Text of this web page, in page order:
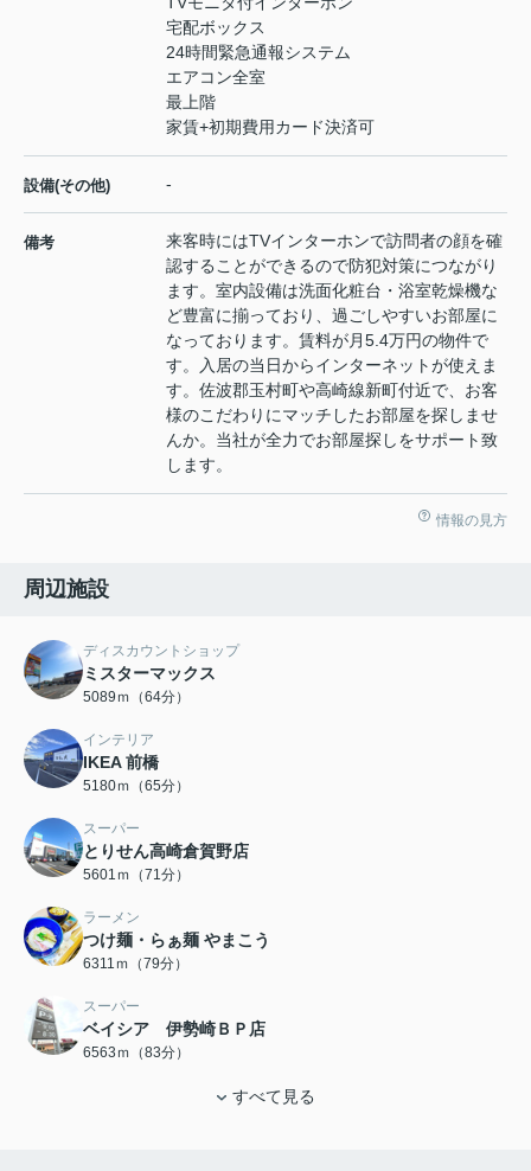
宅配ボックス
24時間緊急通報システム
エアコン全室
最上階
家賃+初期費用カード決済可
設備(その他) -
備考
来客時にはTVインターホンで訪問者の顔を確
認することができるので防犯対策につながり
ます。室内設備は洗面化粧台・浴室乾燥機な
ど豊富に揃っており、過ごしやすいお部屋に
なっております。賃料が月5.4万円の物件で
す。入居の当日からインターネットが使えま
す。佐波郡玉村町や高崎線新町付近で、お客
様のこだわりにマッチしたお部屋を探しませ
んか。当社が全力でお部屋探しをサポート致
します。
情報の見方
周辺施設
ディスカウントショップ
ミスターマックス
5089ｍ（64分）
インテリア
IKEA 前橋
5180ｍ（65分）
スーパー
とりせん高崎倉賀野店
5601ｍ（71分）
ラーメン
つけ麺・らぁ麺 やまこう
6311ｍ（79分）
スーパー
ベイシア 伊勢崎ＢＰ店
6563ｍ（83分）
すべて見る